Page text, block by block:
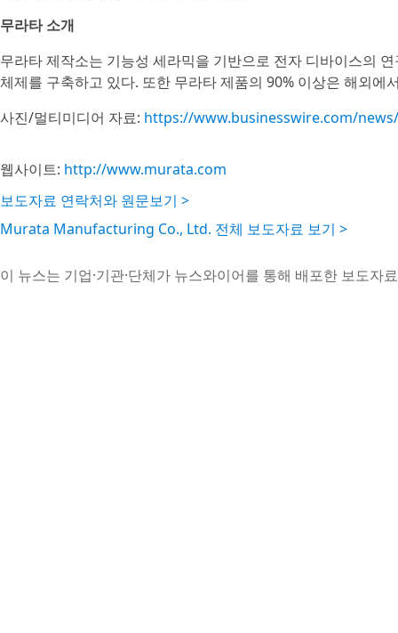
무라타 소개
무라타 제작소는 기능성 세라믹을 기반으로 전자 디바이스의
체제를 구축하고 있다. 또한 무라타 제품의 90% 이상은 해외
사진/멀티미디어 자료: https://www.businesswire.com/
웹사이트: http://www.murata.com
보도자료 연락처와 원문보기 >
Murata Manufacturing Co., Ltd. 전체 보도자료 보기 >
이 뉴스는 기업·기관·단체가 뉴스와이어를 통해 배포한 보도자